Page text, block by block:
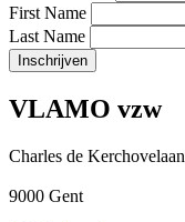
First Name
Last Name
VLAMO vzw
Charles de
9000 Gent